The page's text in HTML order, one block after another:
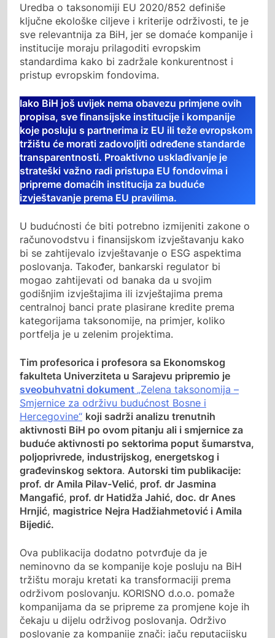
Uredba o taksonomiji EU 2020/852 definiše
ključne ekološke ciljeve i kriterije održivosti, te je
sve relevantnija za BiH, jer se domaće kompanije i
institucije moraju prilagoditi evropskim
standardima kako bi zadržale konkurentnost i
pristup evropskim fondovima.
Iako BiH još uvijek nema obavezu primjene ovih
propisa, sve finansijske institucije i kompanije
koje posluju s partnerima iz EU ili teže evropskom
tržištu će morati zadovoljiti određene standarde
transparentnosti. Proaktivno usklađivanje je
strateški važno radi pristupa EU fondovima i
pripreme domaćih institucija za buduće
izvještavanje prema EU pravilima.
U budućnosti će biti potrebno izmijeniti zakone o
računovodstvu i finansijskom izvještavanju kako
bi se zahtijevalo izvještavanje o ESG aspektima
poslovanja. Također, bankarski regulator bi
mogao zahtijevati od banaka da u svojim
godišnjim izvještajima ili izvještajima prema
centralnoj banci prate plasirane kredite prema
kategorijama taksonomije, na primjer, koliko
portfelja je u zelenim projektima.
Tim profesorica i profesora sa Ekonomskog
fakulteta Univerziteta u Sarajevu pripremio je
sveobuhvatni dokument „Zelena taksonomija –
Smjernice za održivu budućnost Bosne i
Hercegovine“ koji sadrži analizu trenutnih
aktivnosti BiH po ovom pitanju ali i smjernice za
buduće aktivnosti po sektorima poput šumarstva,
poljoprivrede, industrijskog, energetskog i
građevinskog sektora. Autorski tim publikacije:
prof. dr Amila Pilav-Velić, prof. dr Jasmina
Mangafić, prof. dr Hatidža Jahić, doc. dr Anes
Hrnjić, magistrice Nejra Hadžiahmetović i Amila
Bijedić.
Ova publikacija dodatno potvrđuje da je
neminovno da se kompanije koje posluju na BiH
tržištu moraju kretati ka transformaciji prema
održivom poslovanju. KORISNO d.o.o. pomaže
kompanijama da se pripreme za promjene koje ih
čekaju u dijelu održivog poslovanja. Održivo
poslovanje za kompanije znači: jaču reputacijsku